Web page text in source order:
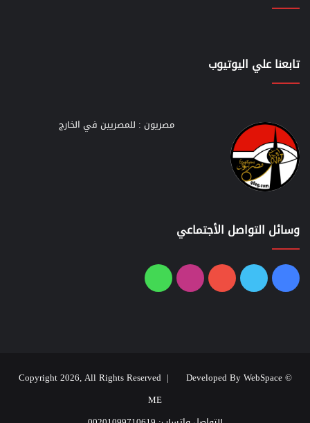
تابعنا علي اليوتيوب
مصريون : للمصريين في الخارج
وسائل التواصل الأجتماعي
فيسبوك
تويتر يوتيوبانستقرامواتساب
© Copyright 2026, All Rights Reserved |
Developed By WebSpace
ME